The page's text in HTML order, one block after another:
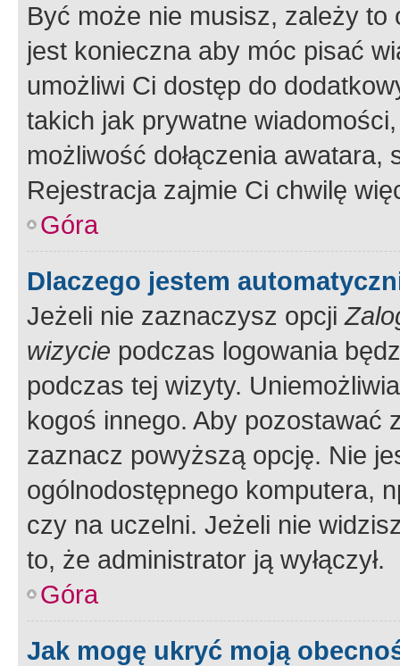
Być może nie musisz, zależy
jest konieczna aby móc pisać
umożliwi Ci dostęp do
takich jak prywatne
możliwość dołączenia
Rejestracja zajmie Ci chwilę
Góra
Dlaczego jestem
Jeżeli nie zaznaczysz opcji
wizycie podczas logowania
podczas tej wizyty.
kogoś innego. Aby pozostawać
zaznacz powyższą opcję. Nie
ogólnodostępnego komputera,
czy na uczelni. Jeżeli nie
to, że administrator ją wyłączył.
Góra
Jak mogę ukryć moją